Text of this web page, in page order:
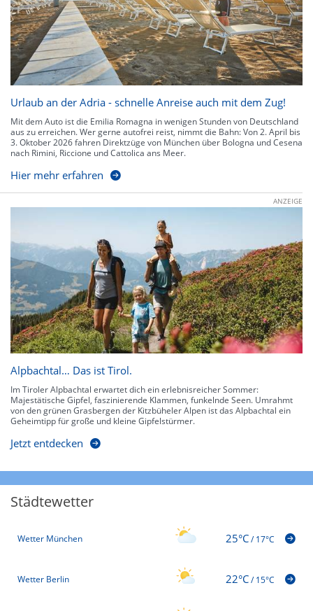
Urlaub an der Adria - schnelle Anreise auch mit dem Zug!
Mit dem Auto ist die Emilia Romagna in wenigen Stunden von Deutschland
aus zu erreichen. Wer gerne autofrei reist, nimmt die Bahn: Von 2. April bis
3. Oktober 2026 fahren Direktzüge von München über Bologna und Cesena
nach Rimini, Riccione und Cattolica ans Meer.
Hier mehr erfahren
ANZEIGE
Alpbachtal… Das ist Tirol.
Im Tiroler Alpbachtal erwartet dich ein erlebnisreicher Sommer:
Majestätische Gipfel, faszinierende Klammen, funkelnde Seen. Umrahmt
von den grünen Grasbergen der Kitzbüheler Alpen ist das Alpbachtal ein
Geheimtipp für große und kleine Gipfelstürmer.
Jetzt entdecken
Städtewetter
Wetter München 25°C/17°C
Wetter Berlin 22°C/15°C